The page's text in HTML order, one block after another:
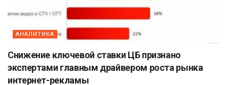
АНАЛИТИКА
Снижение ключевой ставки ЦБ признано
экспертами главным драйвером роста рынка
интернет-рекламы